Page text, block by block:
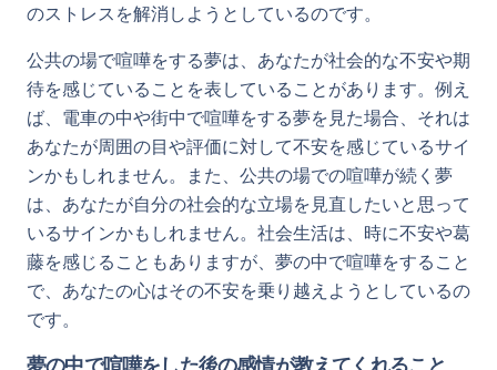
のストレスを解消しようとしているのです。
公共の場で喧嘩をする夢は、あなたが社会的な不安や期
待を感じていることを表していることがあります。例え
ば、電車の中や街中で喧嘩をする夢を見た場合、それは
あなたが周囲の目や評価に対して不安を感じているサイ
ンかもしれません。また、公共の場での喧嘩が続く夢
は、あなたが自分の社会的な立場を見直したいと思って
いるサインかもしれません。社会生活は、時に不安や葛
藤を感じることもありますが、夢の中で喧嘩をすること
で、あなたの心はその不安を乗り越えようとしているの
です。
夢の中で喧嘩をした後の感情が教えてくれること